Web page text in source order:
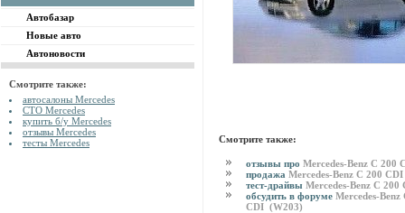
Автобазар
Новые авто
Автоновости
Смотрите также:
автосалоны Mercedes
СТО Mercedes
купить б/у Mercedes
отзывы Mercedes
тесты Mercedes
Смотрите также:
отзывы про Mercedes-Benz C 200
продажа Mercedes-Benz C 200
тест-драйвы Mercedes-Benz C
обсудить в форуме Mercedes-Benz
CDI (W203)